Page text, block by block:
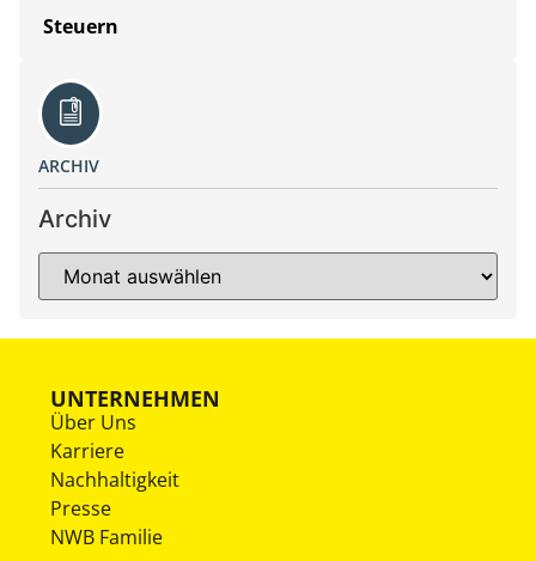
Steuern
ARCHIV
Archiv
UNTERNEHMEN
Über Uns
Karriere
Nachhaltigkeit
Presse
NWB Familie